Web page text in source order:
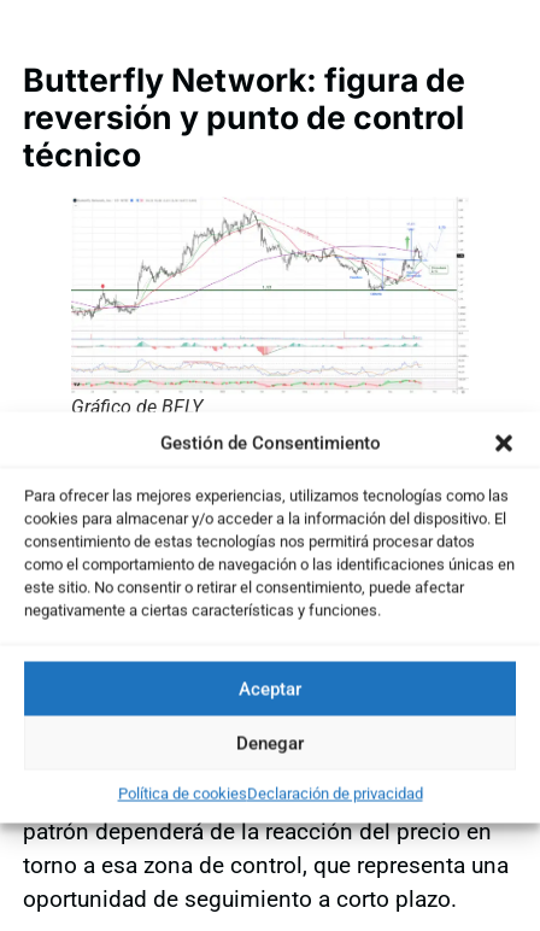
Gestión de Consentimiento
Para ofrecer las mejores experiencias, utilizamos tecnologías como las
cookies para almacenar y/o acceder a la información del dispositivo. El
consentimiento de estas tecnologías nos permitirá procesar datos
como el comportamiento de navegación o las identificaciones únicas en
este sitio. No consentir o retirar el consentimiento, puede afectar
negativamente a ciertas características y funciones.
Aceptar
Denegar
Política de cookiesDeclaración de privacidad
Butterfly Network: figura de
reversión y punto de control
técnico
Gráfico de BFLY
clara figura deHombro-Cabeza-Hombro
Invertidoque fue activada tras un breakout
convincente. Actualmente, el precio ha
retrocedido hasta elnecklinede la figura,
ubicado en torno a los
2,12 dólares
podría actuar como soporte y punto de entrada
técnica. Si el throwback se confirma, el patrón
mantendría un objetivo teórico próximo a los
riesgo superior al 2:1. La validación de este
patrón dependerá de la reacción del precio en
torno a esa zona de control, que representa una
oportunidad de seguimiento a corto plazo.